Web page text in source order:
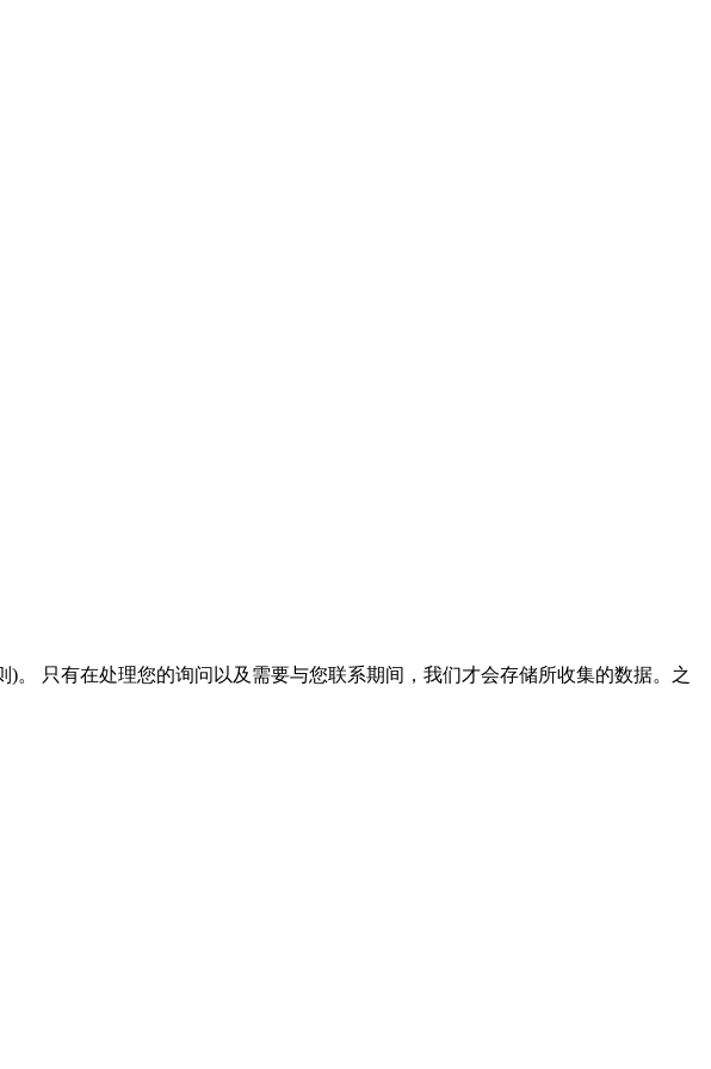
只有在处理您的询问以及需要与您联系期间，我们才会存储所收集的数据。之